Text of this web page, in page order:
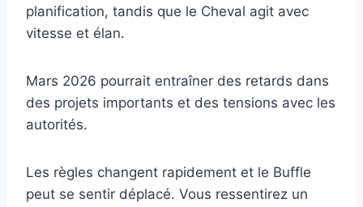
planification, tandis que le Cheval agit avec
vitesse et élan.
Mars 2026 pourrait entraîner des retards dans
des projets importants et des tensions avec les
autorités.
Les règles changent rapidement et le Buffle
peut se sentir déplacé. Vous ressentirez un